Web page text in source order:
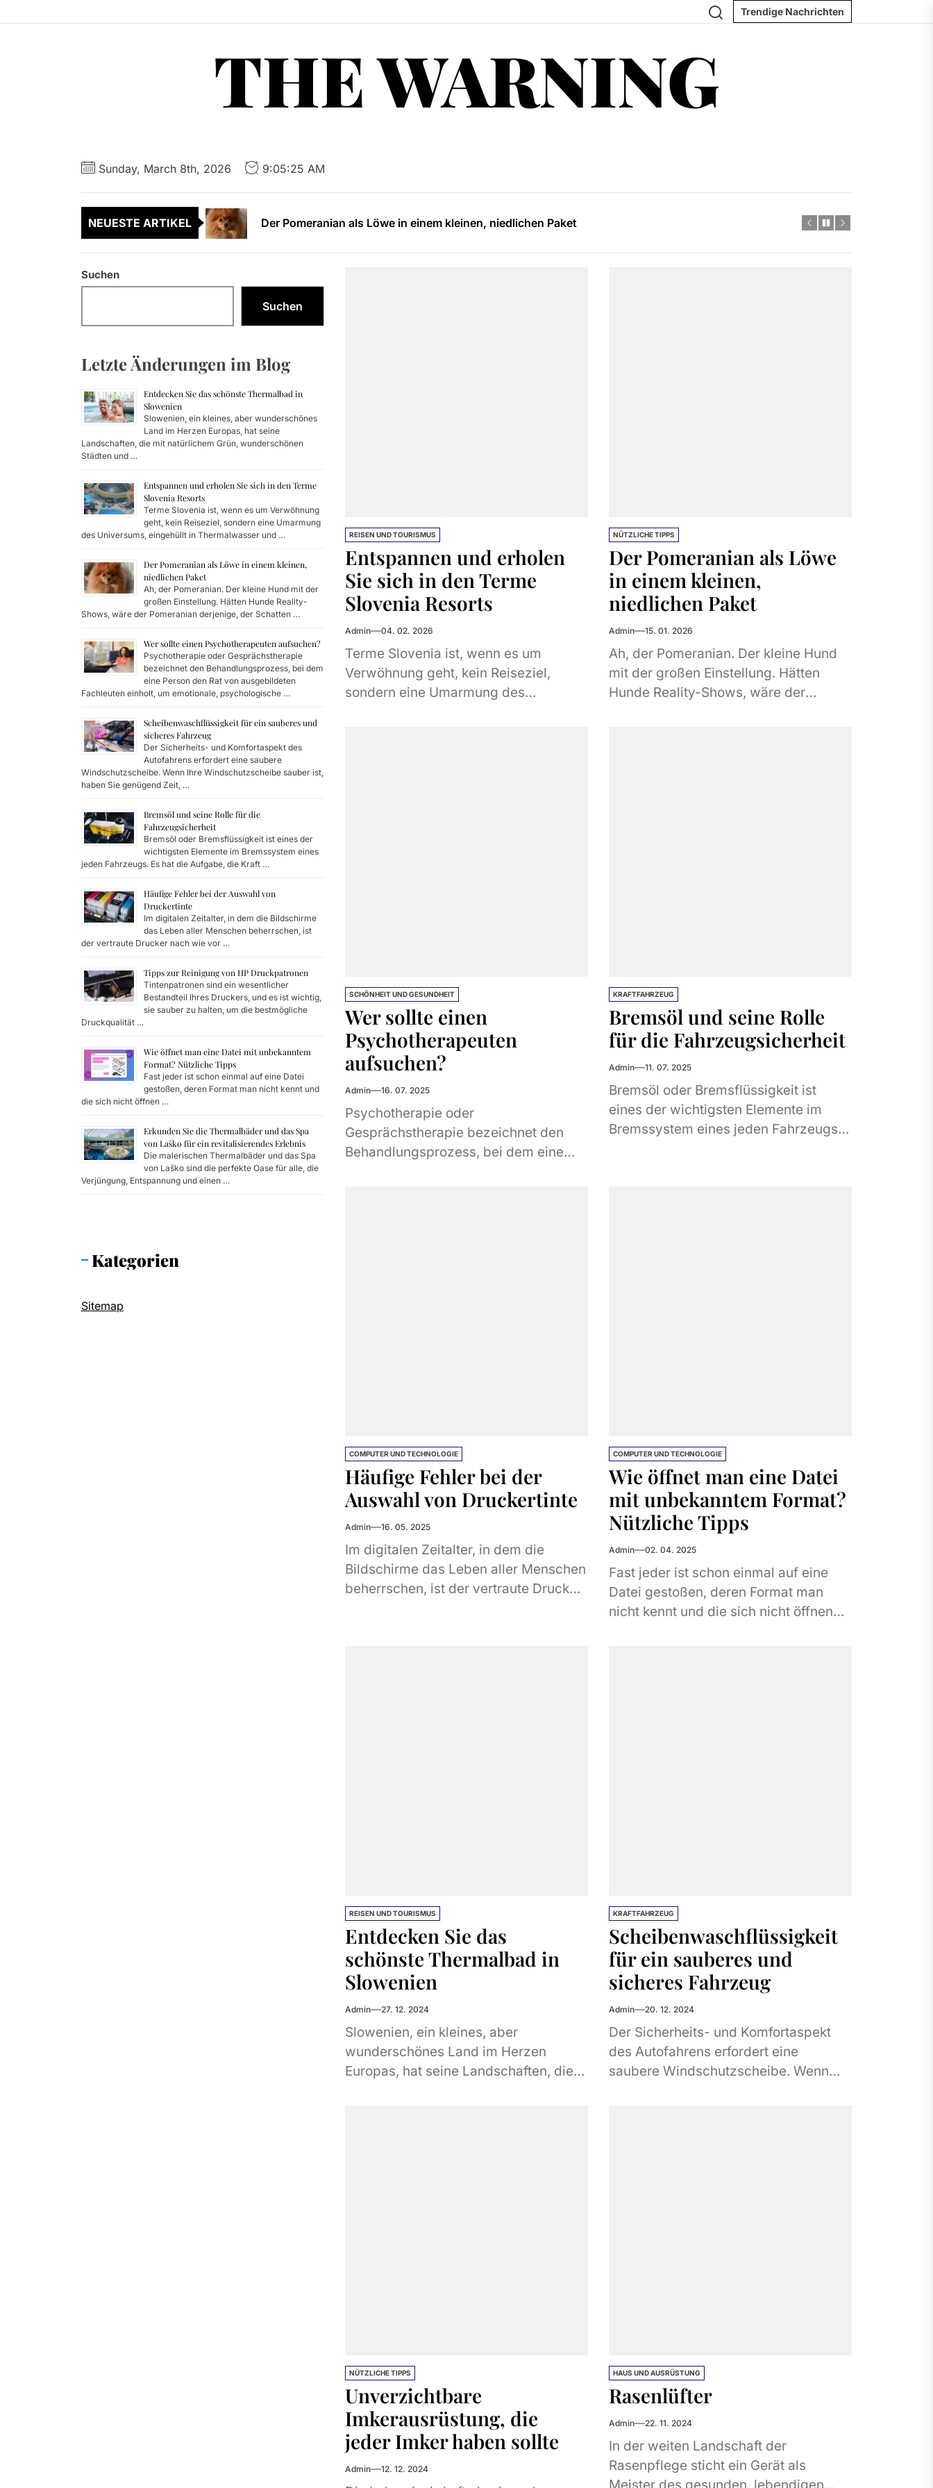
to
SearchTrendige Nachrichten
THE WARNING
Sunday, March 8th, 2026 9:05:26 AM
NEUESTE ARTIKEL
Entspannen und erholen Sie sich in den Terme Slovenia Resorts
Der Pomeranian als Löwe in einem kleinen, niedlichen Paket
Wer sollte einen Psychotherapeuten aufsuchen?
Häufige Fehler bei der Auswahl von Druckertinte
Entspannen und erholen Sie sich in den Terme Slovenia Resorts
Der Pomeranian als Löwe in einem kleinen, niedlichen Paket
Wer sollte einen Psychotherapeuten aufsuchen?
Bremsöl und seine Rolle für die Fahrzeugsicherheit
Häufige Fehler bei der Auswahl von Druckertinte
REISEN UND TOURISMUS
Entspannen und erholen
Sie sich in den Terme
Slovenia Resorts
Admin 04. 02. 2026
Terme Slovenia ist, wenn es um
Verwöhnung geht, kein Reiseziel,
sondern eine Umarmung des
NÜTZLICHE TIPPS
Der Pomeranian als Löwe
in einem kleinen,
niedlichen Paket
Admin 15. 01. 2026
Ah, der Pomeranian. Der kleine Hund
mit der großen Einstellung. Hätten
Hunde Reality-Shows, wäre der
SCHÖNHEIT UND GESUNDHEIT
Wer sollte einen
Psychotherapeuten
aufsuchen?
Admin 16. 07. 2025
Psychotherapie oder
Gesprächstherapie bezeichnet den
Behandlungsprozess, bei dem eine
KRAFTFAHRZEUG
Bremsöl und seine Rolle
für die Fahrzeugsicherheit
Admin 11. 07. 2025
Bremsöl oder Bremsflüssigkeit ist
eines der wichtigsten Elemente im
Bremssystem eines jeden Fahrzeugs.
COMPUTER UND TECHNOLOGIE
Häufige Fehler bei der
Auswahl von Druckertinte
Admin 16. 05. 2025
Im digitalen Zeitalter, in dem die
Bildschirme das Leben aller Menschen
beherrschen, ist der vertraute Drucker
COMPUTER UND TECHNOLOGIE
Wie öffnet man eine Datei
mit unbekanntem Format?
Nützliche Tipps
Admin 02. 04. 2025
Fast jeder ist schon einmal auf eine
Datei gestoßen, deren Format man
nicht kennt und die sich nicht öffnen
REISEN UND TOURISMUS
Entdecken Sie das
schönste Thermalbad in
Slowenien
Admin 27. 12. 2024
Slowenien, ein kleines, aber
wunderschönes Land im Herzen
Europas, hat seine Landschaften, die
KRAFTFAHRZEUG
Scheibenwaschflüssigkeit
für ein sauberes und
sicheres Fahrzeug
Admin 20. 12. 2024
Der Sicherheits- und Komfortaspekt
des Autofahrens erfordert eine
saubere Windschutzscheibe. Wenn
NÜTZLICHE TIPPS
Unverzichtbare
Imkerausrüstung, die
jeder Imker haben sollte
Admin 12. 12. 2024
HAUS UND AUSRÜSTUNG
Rasenlüfter
Admin 22. 11. 2024
In der weiten Landschaft der
Rasenpflege sticht ein Gerät als
Suchen
Suchen
Letzte Änderungen im Blog
Entdecken Sie das schönste Thermalbad in
Slowenien
Slowenien, ein kleines, aber wunderschönes
Land im Herzen Europas, hat seine
Landschaften, die mit natürlichem Grün, wunderschönen
Städten und …
Entspannen und erholen Sie sich in den Terme
Slovenia Resorts
Terme Slovenia ist, wenn es um Verwöhnung
geht, kein Reiseziel, sondern eine Umarmung
des Universums, eingehüllt in Thermalwasser und …
Der Pomeranian als Löwe in einem kleinen,
niedlichen Paket
Ah, der Pomeranian. Der kleine Hund mit der
großen Einstellung. Hätten Hunde Reality-
Shows, wäre der Pomeranian derjenige, der Schatten …
Wer sollte einen Psychotherapeuten aufsuchen?
Psychotherapie oder Gesprächstherapie
bezeichnet den Behandlungsprozess, bei dem
eine Person den Rat von ausgebildeten
Fachleuten einholt, um emotionale, psychologische …
Scheibenwaschflüssigkeit für ein sauberes und
sicheres Fahrzeug
Der Sicherheits- und Komfortaspekt des
Autofahrens erfordert eine saubere
Windschutzscheibe. Wenn Ihre Windschutzscheibe sauber ist,
haben Sie genügend Zeit, …
Bremsöl und seine Rolle für die
Fahrzeugsicherheit
Bremsöl oder Bremsflüssigkeit ist eines der
wichtigsten Elemente im Bremssystem eines
jeden Fahrzeugs. Es hat die Aufgabe, die Kraft …
Häufige Fehler bei der Auswahl von
Druckertinte
Im digitalen Zeitalter, in dem die Bildschirme
das Leben aller Menschen beherrschen, ist
der vertraute Drucker nach wie vor …
Tipps zur Reinigung von HP Druckpatronen
Tintenpatronen sind ein wesentlicher
Bestandteil Ihres Druckers, und es ist wichtig,
sie sauber zu halten, um die bestmögliche
Druckqualität …
Wie öffnet man eine Datei mit unbekanntem
Format? Nützliche Tipps
Fast jeder ist schon einmal auf eine Datei
gestoßen, deren Format man nicht kennt und
die sich nicht öffnen …
Erkunden Sie die Thermalbäder und das Spa
von Laško für ein revitalisierendes Erlebnis
Die malerischen Thermalbäder und das Spa
von Laško sind die perfekte Oase für alle, die
Verjüngung, Entspannung und einen …
Kategorien
Sitemap